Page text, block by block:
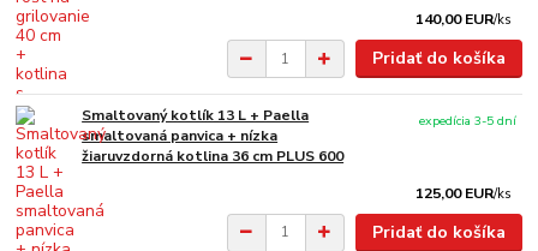
140,00 EUR/ks
Pridať do košíka
Smaltovaný kotlík 13 L + Paella
smaltovaná panvica + nízka
žiaruvzdorná kotlina 36 cm PLUS 600
125,00 EUR/ks
expedícia 3-5 dní
Pridať do košíka